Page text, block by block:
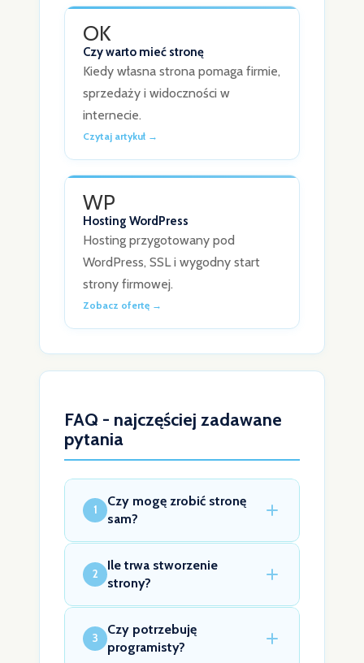
OK
Czy warto mieć stronę
Kiedy własna strona pomaga firmie,
sprzedaży i widoczności w
internecie.
Czytaj artykuł →
WP
Hosting WordPress
Hosting przygotowany pod
WordPress, SSL i wygodny start
strony firmowej.
Zobacz ofertę →
FAQ - najczęściej zadawane
pytania
1
Czy mogę zrobić stronę
sam?
2
Ile trwa stworzenie
strony?
3
Czy potrzebuję
programisty?